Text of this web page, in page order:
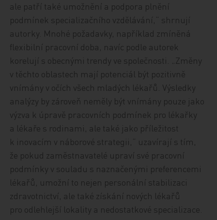
ale patří také umožnění a podpora plnění
podmínek specializačního vzdělávání,“ shrnují
autorky. Mnohé požadavky, například zmíněná
flexibilní pracovní doba, navíc podle autorek
korelují s obecnými trendy ve společnosti. „Změny
v těchto oblastech mají potenciál být pozitivně
vnímány v očích všech mladých lékařů. Výsledky
analýzy by zároveň neměly být vnímány pouze jako
výzva k úpravě pracovních podmínek pro lékařky
a lékaře s rodinami, ale také jako příležitost
k inovacím v náborové strategii,“ uzavírají s tím,
že pokud zaměstnavatelé upraví své pracovní
podmínky v souladu s naznačenými preferencemi
lékařů, umožní to nejen personální stabilizaci
zdravotnictví, ale také získání nových lékařů
pro odlehlejší lokality a nedostatkové specializace.